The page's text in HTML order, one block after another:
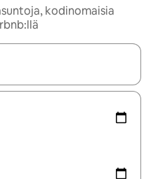
kodinomaisia
ylös- ja alas-